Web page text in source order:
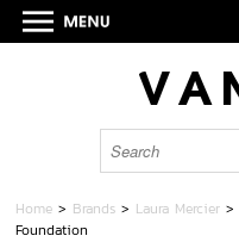
Home > Brands > Laura Mercier
Foundation